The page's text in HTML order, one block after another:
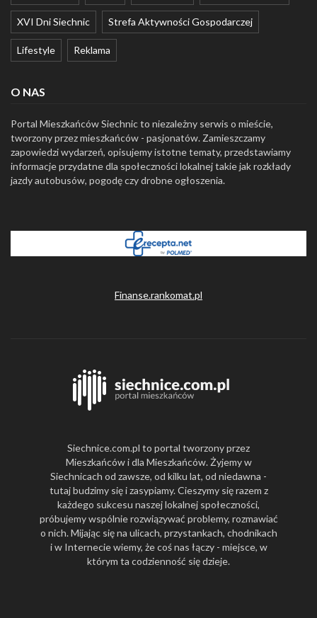
XVI Dni Siechnic Strefa Aktywności Gospodarczej
Lifestyle Reklama
O NAS
Portal Mieszkańców Siechnic to niezależny serwis o mieście,
tworzony przez mieszkańców - pasjonatów. Zamieszczamy
zapowiedzi wydarzeń, opisujemy istotne tematy, przedstawiamy
informacje przydatne dla społeczności lokalnej takie jak rozkłady
jazdy autobusów, pogodę czy drobne ogłoszenia.
Finanse.rankomat.pl
Siechnice.com.pl to portal tworzony przez
Mieszkańców i dla Mieszkańców. Żyjemy w
Siechnicach od zawsze, od kilku lat, od niedawna -
tutaj budzimy się i zasypiamy. Cieszymy się razem z
każdego sukcesu naszej lokalnej społeczności,
próbujemy wspólnie rozwiązywać problemy, rozmawiać
o nich. Mijając się na ulicach, przystankach, chodnikach
i w Internecie wiemy, że coś nas łączy - miejsce, w
którym ta codzienność się dzieje.